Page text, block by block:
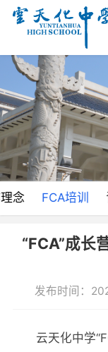
念 FCA培训
“FCA”成长
发布时间：
云天化中学